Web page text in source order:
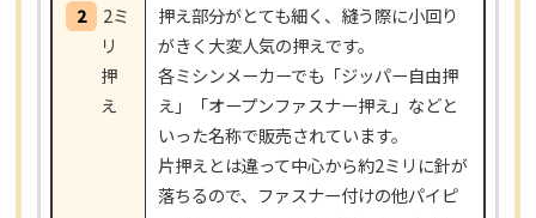
2
2ミ
リ
押
え
押え部分がとても細く、縫う際に小回り
がきく大変人気の押えです。
各ミシンメーカーでも「ジッパー自由押
え」「オープンファスナー押え」などと
いった名称で販売されています。
片押えとは違って中心から約2ミリに針が
落ちるので、ファスナー付けの他パイピ